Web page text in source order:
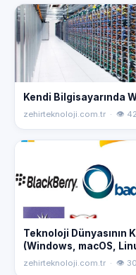
Kendi Bilgisayarında
zehirteknoloji.com.tr · 👁 42
Teknoloji Dünyasının
(Windows, macOS,
zehirteknoloji.com.tr · 👁 30